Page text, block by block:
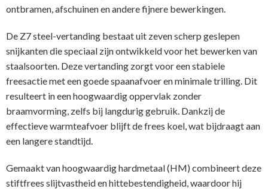
ontbramen, afschuinen en andere fijnere bewerkingen.
De Z7 steel-vertanding bestaat uit zeven scherp geslepen
snijkanten die speciaal zijn ontwikkeld voor het bewerken van
staalsoorten. Deze vertanding zorgt voor een stabiele
freesactie met een goede spaanafvoer en minimale trilling. Dit
resulteert in een hoogwaardig oppervlak zonder
braamvorming, zelfs bij langdurig gebruik. Dankzij de
effectieve warmteafvoer blijft de frees koel, wat bijdraagt aan
een langere standtijd.
Gemaakt van hoogwaardig hardmetaal (HM) combineert deze
stiftfrees slijtvastheid en hittebestendigheid, waardoor hij